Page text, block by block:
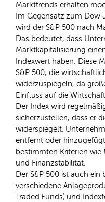
Markttrends erhalten
Im Gegensatz zum Dow
wird der S&P 500 nach
Das bedeutet, dass
Marktkapitalisierung
Indexwert haben. Diese
S&P 500, die
widerzuspiegeln, da
Einfluss auf die
Der Index wird
sicherzustellen, dass er
widerspiegelt.
entfernt oder
bestimmten Kriterien
und Finanzstabilität.
Der S&P 500 ist auch ein
verschiedene
Traded Funds) und